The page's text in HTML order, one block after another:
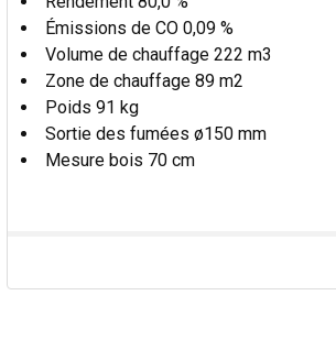
Émissions de CO 0,09 %
Volume de chauffage 222 m3
Zone de chauffage 89 m2
Poids 91 kg
Sortie des fumées ø150 mm
Mesure bois 70 cm